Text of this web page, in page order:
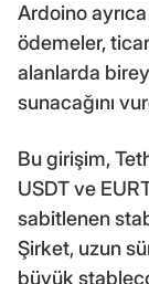
Ardoino
ödemeler,
alanlarda
sunacağını
Bu girişim,
USDT ve
sabitlenen
Şirket, uzun
büyük